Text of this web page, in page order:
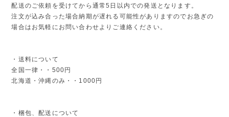
配送のご依頼を受けてから通常5日以内での発送となります。
注文が込み合った場合納期が遅れる可能性がありますのでお急ぎの
場合はお気軽にお問い合わせよりご連絡ください。
・送料について
全国一律・・500円
北海道・沖縄のみ・・1000円
・梱包、配送について